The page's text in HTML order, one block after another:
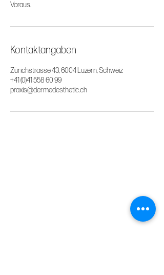
Voraus.
Kontaktangaben
Zürichstrasse 43, 6004 Luzern, Schweiz
+41 (0)41 558 60 99
praxis@dermedesthetic.ch